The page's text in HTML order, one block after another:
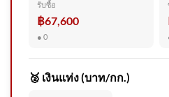
วันที่
ราชกิ
รับซื้อ
฿67,600
● 0
🥈 เงินแท่ง (บาท/กก.)